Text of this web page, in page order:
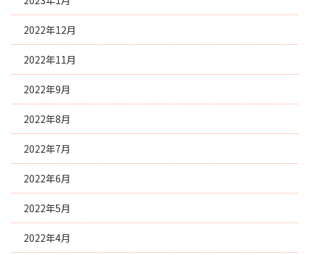
2022年12月
2022年11月
2022年9月
2022年8月
2022年7月
2022年6月
2022年5月
2022年4月